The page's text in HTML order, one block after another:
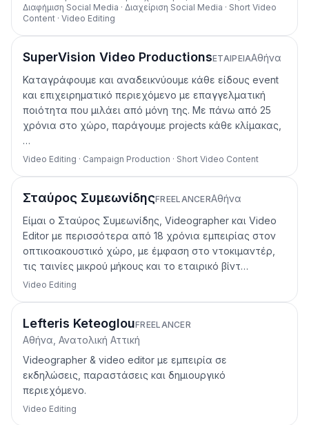
Διαφήμιση Social Media · Διαχείριση Social Media · Short Video
Content · Video Editing
SuperVision Video ProductionsΕΤΑΙΡΕΊΑΑθήνα
Καταγράφουμε και αναδεικνύουμε κάθε είδους event
και επιχειρηματικό περιεχόμενο με επαγγελματική
ποιότητα που μιλάει από μόνη της. Με πάνω από 25
χρόνια στο χώρο, παράγουμε projects κάθε κλίμακας,
…
Video Editing · Campaign Production · Short Video Content
Σταύρος ΣυμεωνίδηςFREELANCERΑθήνα
Είμαι ο Σταύρος Συμεωνίδης, Videographer και Video
Editor με περισσότερα από 18 χρόνια εμπειρίας στον
οπτικοακουστικό χώρο, με έμφαση στο ντοκιμαντέρ,
τις ταινίες μικρού μήκους και το εταιρικό βίντ…
Video Editing
Lefteris KeteoglouFREELANCER
Αθήνα, Ανατολική Αττική
Videographer & video editor με εμπειρία σε
εκδηλώσεις, παραστάσεις και δημιουργικό
περιεχόμενο.
Video Editing